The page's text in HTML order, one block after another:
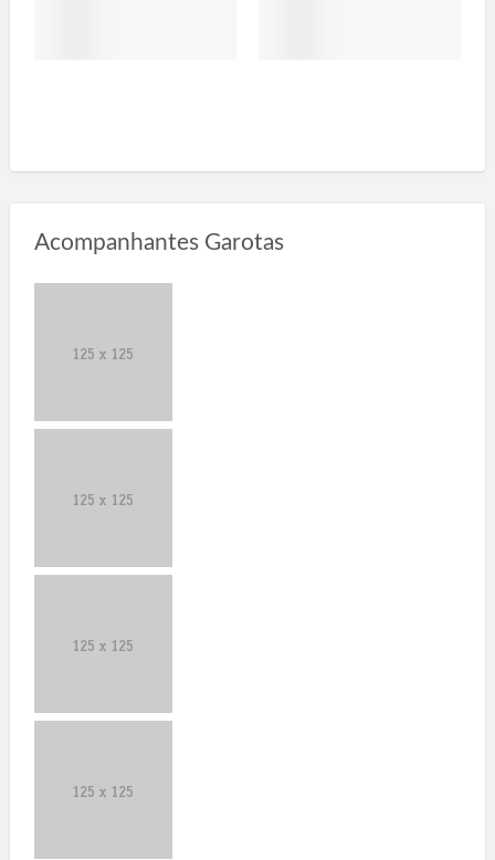
Acompanhantes Garotas